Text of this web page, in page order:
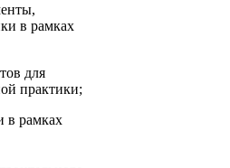
в рамках
для
практики;
в рамках